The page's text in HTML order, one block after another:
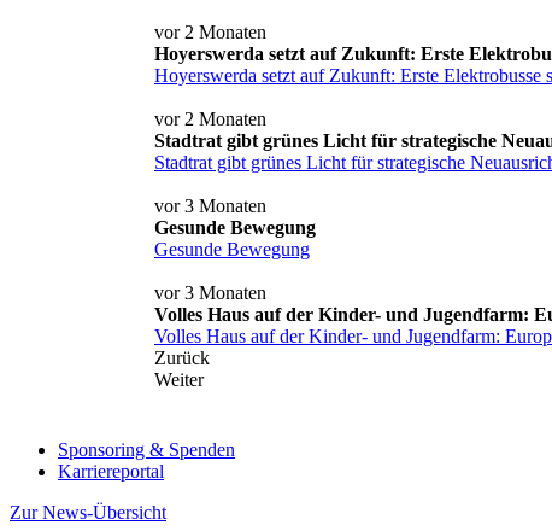
vor 2 Monaten
Hoyerswerda setzt auf Zukunft: Erste
Hoyerswerda setzt auf Zukunft: Erste
vor 2 Monaten
Stadtrat gibt grünes Licht für strategische
Stadtrat gibt grünes Licht für strategische
vor 3 Monaten
Gesunde Bewegung
Gesunde Bewegung
vor 3 Monaten
Volles Haus auf der Kinder- und Jugendfarm:
Volles Haus auf der Kinder- und Jugendfarm:
Zurück
Weiter
Sponsoring & Spenden
Karriereportal
Zur News-Übersicht